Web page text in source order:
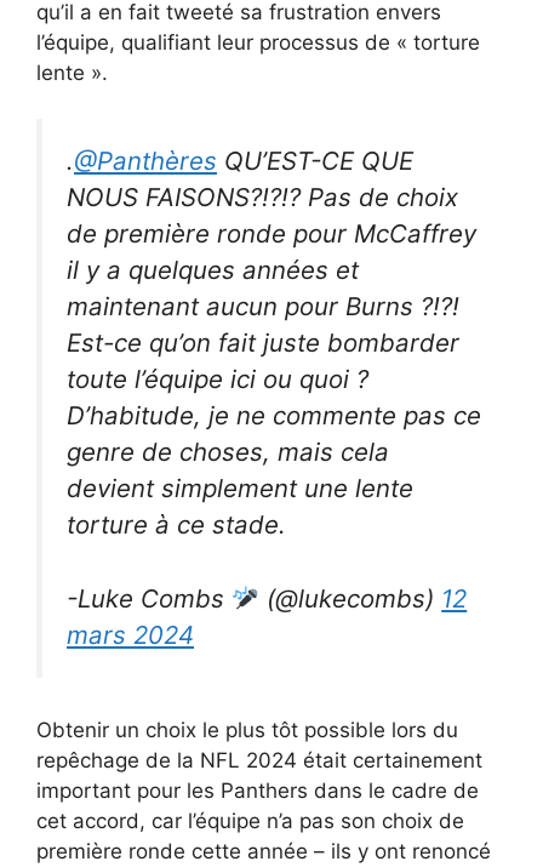
qu’il a en fait tweeté sa frustration envers
l’équipe, qualifiant leur processus de « torture
lente ».
.@Panthères QU’EST-CE QUE
NOUS FAISONS?!?!? Pas de choix
de première ronde pour McCaffrey
il y a quelques années et
maintenant aucun pour Burns ?!?!
Est-ce qu’on fait juste bombarder
toute l’équipe ici ou quoi ?
D’habitude, je ne commente pas ce
genre de choses, mais cela
devient simplement une lente
torture à ce stade.
-Luke Combs (@lukecombs) 12
mars 2024
Obtenir un choix le plus tôt possible lors du
repêchage de la NFL 2024 était certainement
important pour les Panthers dans le cadre de
cet accord, car l’équipe n’a pas son choix de
première ronde cette année – ils y ont renoncé